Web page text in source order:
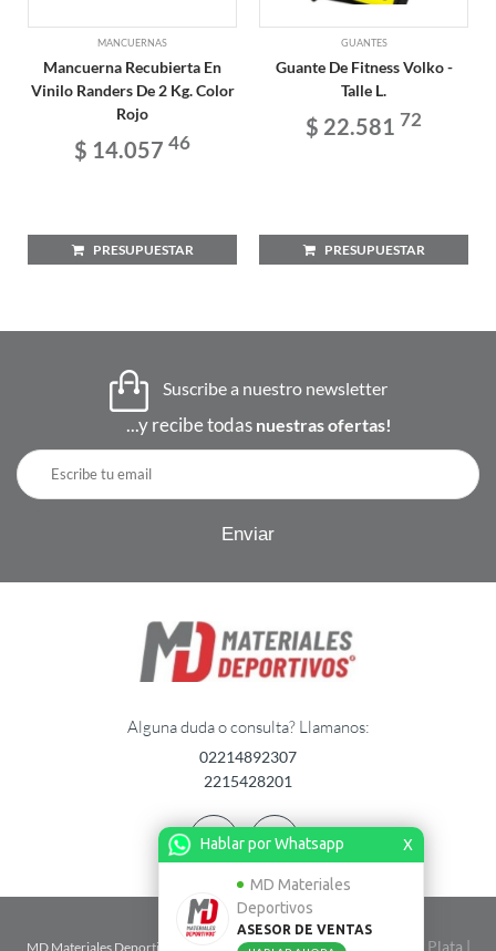
Hablar por Whatsapp X
MD Materiales
Deportivos
ASESOR DE VENTAS
MANCUERNAS
Mancuerna Recubierta En
Vinilo Randers De 2 Kg. Color
Rojo
$ 14.057 46
PRESUPUESTAR
GUANTES
Guante De Fitness Volko -
Talle L.
$ 22.581 72
PRESUPUESTAR
Suscribe a nuestro newsletter
...y recibe todas nuestras ofertas!
Alguna duda o consulta? Llamanos:
02214892307
2215428201
MD Materiales Deportivos | Calle 2 n� 1724 entre 67 y 68 - La Plata |